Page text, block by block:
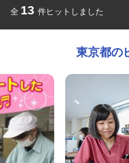
全 13 件ヒットしました
東京都の